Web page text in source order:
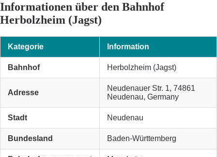
Informationen über den Bahnhof
Herbolzheim (Jagst)
Kategorie Information
Bahnhof Herbolzheim (Jagst)
Adresse
Neudenauer Str. 1, 74861
Neudenau, Germany
Stadt Neudenau
Bundesland Baden-Württemberg